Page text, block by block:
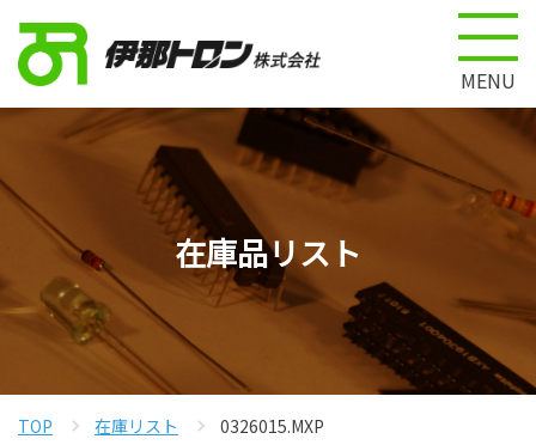
MENU
在庫品リスト
TOP 在庫リスト 0326015.MXP